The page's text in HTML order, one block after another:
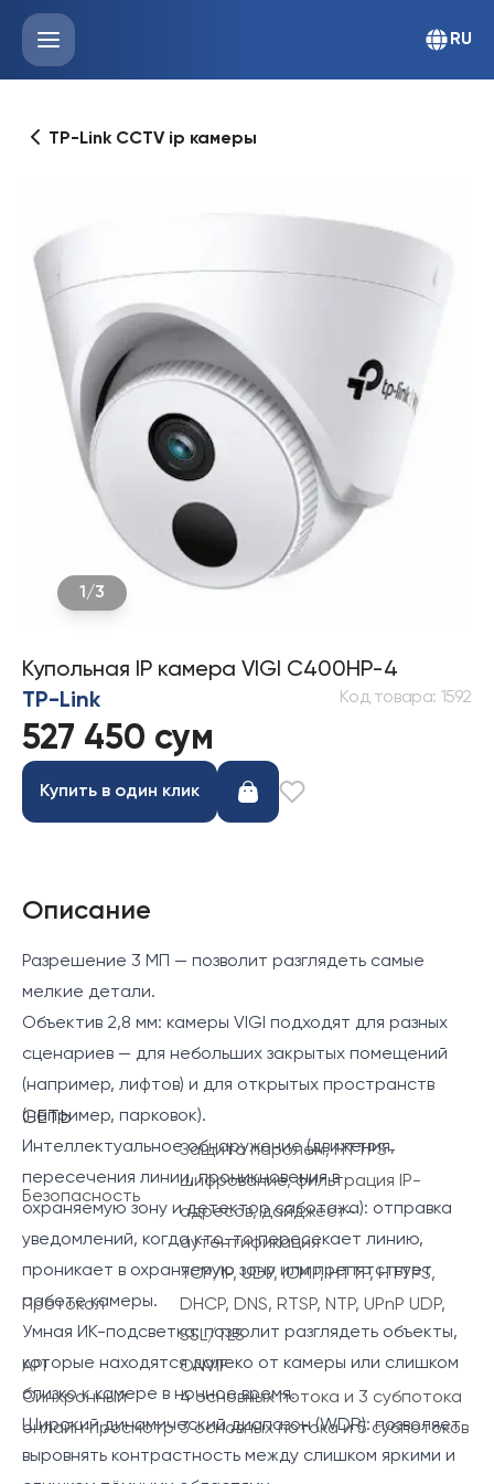
RU
TP-Link CCTV ip камеры
1 /3
Купольная IP камера VIGI C400HP-4
TP-Link
Код товара: 1592
527 450 сум
Купить в один клик
Описание
Разрешение 3 МП — позволит разглядеть самые
мелкие детали.
Объектив 2,8 мм: камеры VIGI подходят для разных
сценариев — для небольших закрытых помещений
(например, лифтов) и для открытых пространств
(например, парковок).
Интеллектуальное обнаружение (движения,
пересечения линии, проникновения в
охраняемую зону и детектор саботажа): отправка
уведомлений, когда кто-то пересекает линию,
проникает в охраняемую зону или препятствует
работе камеры.
Умная ИК-подсветка: позволит разглядеть объекты,
которые находятся далеко от камеры или слишком
близко к камере в ночное время.
Широкий динамический диапазон (WDR): позволяет
выровнять контрастность между слишком яркими и
СЕТЬ
Безопасность
Защита паролем, HTTPS-
шифрование, фильтрация IP-
адресов, дайджест-
аутентификация
Протокол
TCP/IP, UDP, ICMP, HTTP, HTTPS,
DHCP, DNS, RTSP, NTP, UPnP UDP,
SSL/TLS
API
ONVIF
Синхронный
онлайн‑просмотр
4 основных потока и 3 субпотока
3 основных потока и 5 субпотоков